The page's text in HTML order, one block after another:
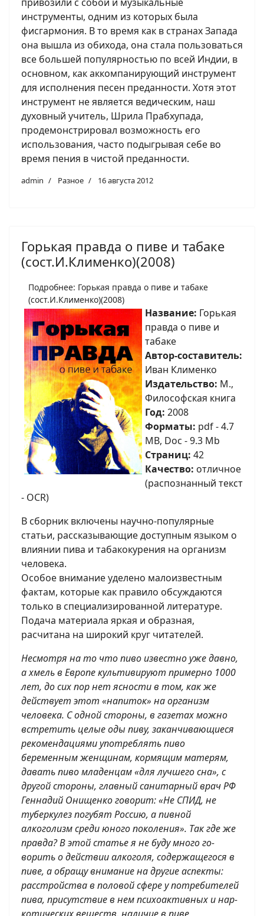
инструменты, одним из которых была
фисгармония. В то время как в странах Запада
она вышла из обихода, она стала пользоваться
все большей популярностью по всей Индии, в
основном, как аккомпанирующий инструмент
для исполнения песен преданности. Хотя этот
инструмент не является ведическим, наш
духовный учитель, Шрила Прабхупада,
продемонстрировал возможность его
использования, часто подыгрывая себе во
время пения в чистой преданности.
admin Разное 16 августа 2012
Горькая правда о пиве и табаке
(сост.И.Клименко)(2008)
Подробнее: Горькая правда о пиве и табаке
(сост.И.Клименко)(2008)
Название: Горькая
правда о пиве и
табаке
Автор-составитель:
Иван Клименко
Издательство: М.,
Философская книга
Год: 2008
Форматы: pdf - 4.7
MB, Doc - 9.3 Mb
Страниц: 42
Качество: отличное
(распознанный текст
- OCR)
В сборник включены научно-популярные
статьи, рассказывающие доступным языком о
влиянии пива и табакокурения на организм
человека.
Особое внимание уделено малоизвестным
фактам, которые как правило обсуждаются
только в специализированной литературе.
Подача материала яркая и образная,
расчитана на широкий круг читателей.
Несмотря на то что пиво известно уже давно,
а хмель в Европе культивируют примерно 1000
лет, до сих пор нет ясности в том, как же
действу­ет этот «напиток» на организм
человека. С одной стороны, в газетах можно
встретить целые оды пиву, заканчивающиеся
рекомендациями упот­реблять пиво
беременным женщинам, кормя­щим матерям,
давать пиво младенцам «для лучшего сна», с
другой стороны, главный санитарный врач РФ
Геннадий Онищенко говорит: «Не СПИД, не
туберкулез погубят Россию, а пив­ной
алкоголизм среди юного поколения». Так где же
правда? В этой статье я не буду много го­
ворить о действии алкоголя, содержащегося в
пиве, а обращу внимание на другие аспекты:
расстройства в половой сфере у потребителей
пива, присутствие в нем психоактивных и нар­
котических веществ, наличие в пиве